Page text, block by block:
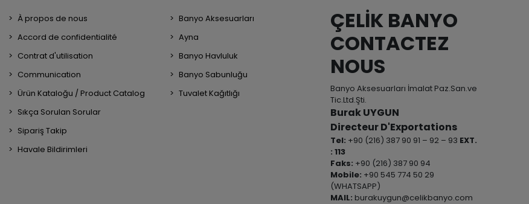
À propos de nous
Accord de confidentialité
Contrat d'utilisation
Communication
Ürün Kataloğu / Product Catalog
Sıkça Sorulan Sorular
Sipariş Takip
Havale Bildirimleri
Banyo Aksesuarları
Ayna
Banyo Havluluk
Banyo Sabunluğu
Tuvalet Kağıtlığı
ÇELİK BANYO
CONTACTEZ
NOUS
Banyo Aksesuarları İmalat Paz.San.ve
Tic.Ltd.Şti.
Burak UYGUN
Directeur D'Exportations
Tel: +90 (216) 387 90 91 – 92 – 93 EXT.
: 113
Faks: +90 (216) 387 90 94
Mobile: +90 545 774 50 29
(WHATSAPP)
MAIL: burakuygun@celikbanyo.com